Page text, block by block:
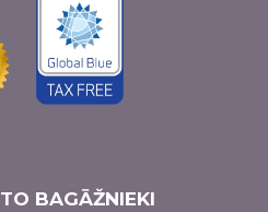
BAGĀŽNIEKI